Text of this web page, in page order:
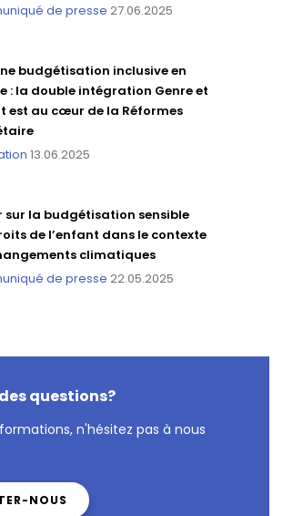
de presse 27.06.2025
budgétisation inclusive en
: la double intégration Genre et
est au cœur de la Réformes
13.06.2025
sur la budgétisation sensible
de l’enfant dans le contexte
climatiques
de presse 22.05.2025
questions?
n'hésitez pas à nous
NOUS